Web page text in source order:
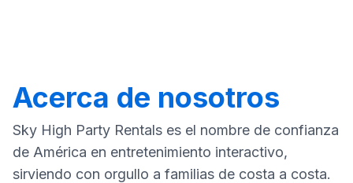
Acerca de nosotros
Sky High Party Rentals es el nombre de confianza
de América en entretenimiento interactivo,
sirviendo con orgullo a familias de costa a costa.